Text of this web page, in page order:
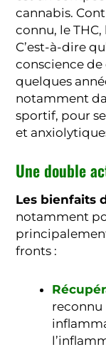
cannabis.
connu, le
C’est-à-dire
conscience
quelques
notamment
sportif, pour
et
Une double
Les bienfaits
notamment
fronts :
reconnu